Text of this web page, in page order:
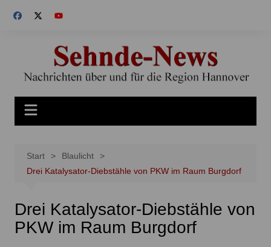
Inhalt
Start
Blaulicht
Drei Katalysator-Diebstähle von PKW im Raum Burgdorf
Drei Katalysator-Diebstähle von
PKW im Raum Burgdorf